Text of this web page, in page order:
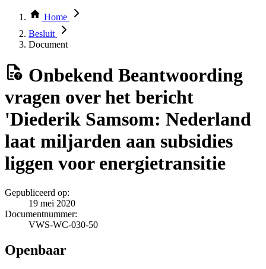
Thema COVID-19
Bekijk per bestuursorgaan
Home
Besluit
Document
Onbekend Beantwoording
vragen over het bericht
'Diederik Samsom: Nederland
laat miljarden aan subsidies
liggen voor energietransitie
Gepubliceerd op:
19 mei 2020
Documentnummer:
VWS-WC-030-50
Openbaar